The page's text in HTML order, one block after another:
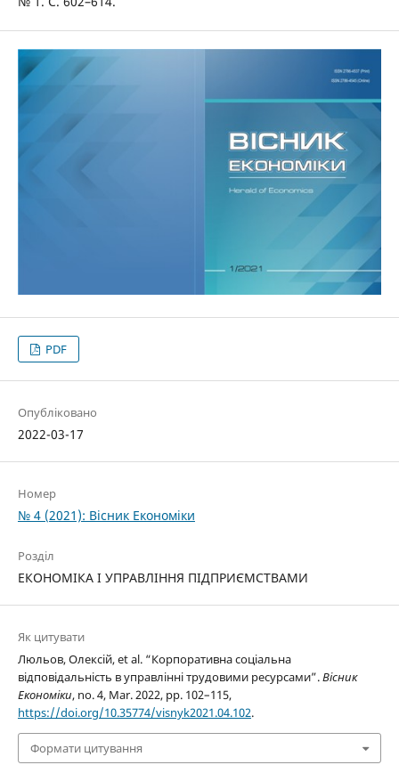
PDF
Опубліковано
2022-03-17
Номер
№ 4 (2021): Вісник Економіки
Розділ
ЕКОНОМІКА І УПРАВЛІННЯ ПІДПРИЄМСТВАМИ
Як цитувати
Люльов, Олексій, et al. “Корпоративна соціальна
відповідальність в управлінні трудовими ресурсами”.Вісник
Економіки, no. 4, Mar. 2022, pp. 102–115,
https://doi.org/10.35774/visnyk2021.04.102.
Формати цитування